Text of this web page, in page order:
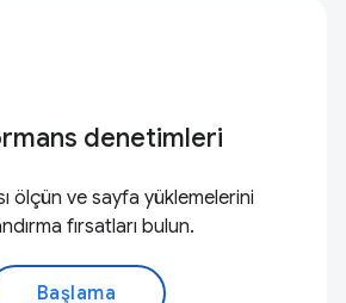
denetimleri
ölçün ve sayfa yüklemelerini
fırsatları bulun.
Başlama